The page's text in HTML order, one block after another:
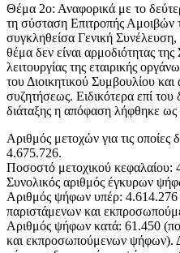
Θέμα 2ο: Αναφορικά με το
τη σύσταση Επιτροπής Αμοιβών
συγκληθείσα Γενική
θέμα δεν είναι αρμοδιότητας
λειτουργίας της εταιρικής
του Διοικητικού Συμβουλίου και
συζητήσεως. Ειδικότερα επί
διάταξης η απόφαση λήφθηκε ως
Αριθμός μετοχών για τις οποίες
4.675.726.
Ποσοστό μετοχικού κεφαλαίου:
Συνολικός αριθμός έγκυρων
Αριθμός ψήφων υπέρ:
παριστάμενων και
Αριθμός ψήφων κατά: 61.450
και εκπροσωπούμενων ψήφων).